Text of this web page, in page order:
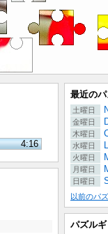
4:16
最近の
土曜日
金曜日
木曜日
水曜日
火曜日
月曜日
日曜日
以前のパ
パズル